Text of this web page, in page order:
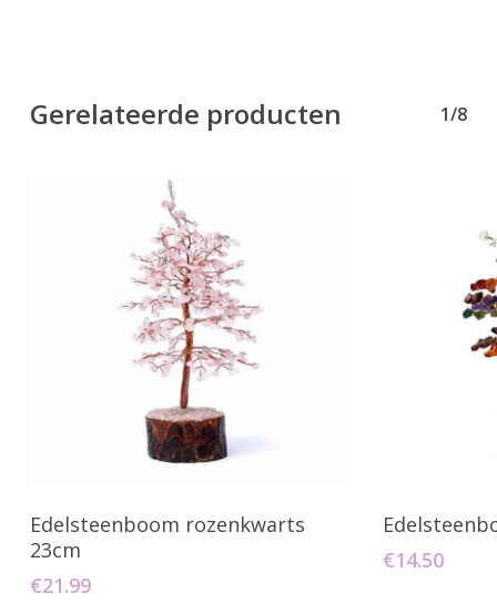
Geen producten in uw winkelwagen.
Go To Shop
Gerelateerde producten 1/8
Toevoegen Aan Winkelwagen
Edelsteenboom rozenkwarts
23cm
€21.99
€14.50